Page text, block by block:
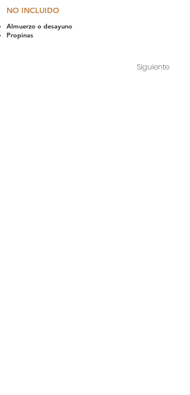
NO INCLUIDO
Almuerzo o desayuno
Propinas
Siguiente